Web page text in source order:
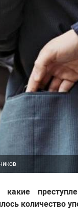
какие
количество